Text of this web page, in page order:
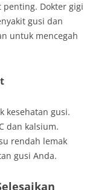
Dokter gigi
gusi dan
untuk mencegah
kesehatan gusi.
dan kalsium.
rendah lemak
gusi Anda.